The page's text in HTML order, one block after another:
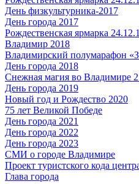
День физкультурника-2017
День города 2017
Рождественская ярмарка
Владимир 2018
Владимирский полумарафон
День города 2018
Снежная магия во Владимире
День города 2019
Новый год и Рождество 2020
75 лет Великой Победе
День города 2021
День города 2022
День города 2023
СМИ о городе Владимире
Проект туристского кода
Глава города